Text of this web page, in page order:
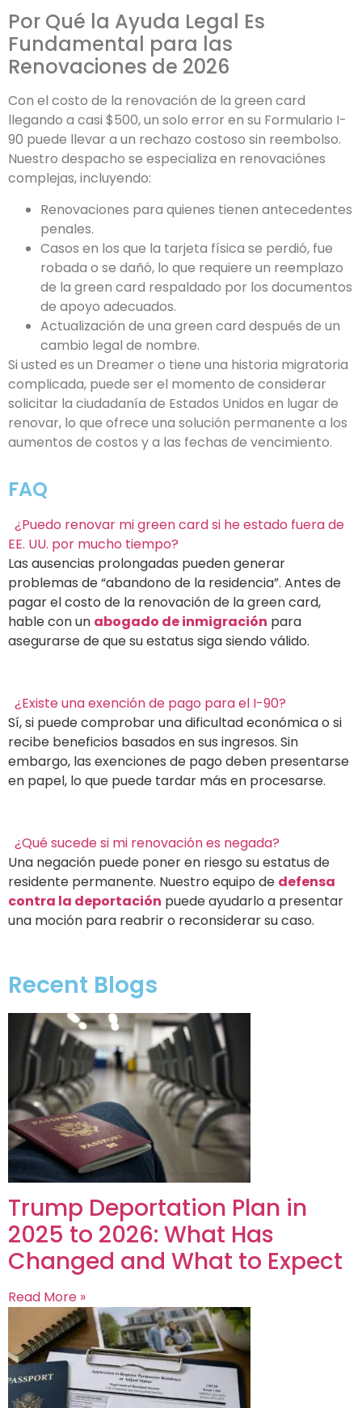
Por Qué la Ayuda Legal Es
Fundamental para las
Renovaciones de 2026
Con el costo de la renovación de la green card
llegando a casi $500, un solo error en su Formulario I-
90 puede llevar a un rechazo costoso sin reembolso.
Nuestro despacho se especializa en renovaciónes
complejas, incluyendo:
Renovaciones para quienes tienen antecedentes
penales.
Casos en los que la tarjeta física se perdió, fue
robada o se dañó, lo que requiere un reemplazo
de la green card respaldado por los documentos
de apoyo adecuados.
Actualización de una green card después de un
cambio legal de nombre.
Si usted es un Dreamer o tiene una historia migratoria
complicada, puede ser el momento de considerar
solicitar la ciudadanía de Estados Unidos en lugar de
renovar, lo que ofrece una solución permanente a los
aumentos de costos y a las fechas de vencimiento.
FAQ
¿Puedo renovar mi green card si he estado fuera de
EE. UU. por mucho tiempo?
Las ausencias prolongadas pueden generar
problemas de “abandono de la residencia”. Antes de
pagar el costo de la renovación de la green card,
hable con un abogado de inmigración para
asegurarse de que su estatus siga siendo válido.
¿Existe una exención de pago para el I-90?
Sí, si puede comprobar una dificultad económica o si
recibe beneficios basados en sus ingresos. Sin
embargo, las exenciones de pago deben presentarse
en papel, lo que puede tardar más en procesarse.
¿Qué sucede si mi renovación es negada?
Una negación puede poner en riesgo su estatus de
residente permanente. Nuestro equipo de defensa
contra la deportación puede ayudarlo a presentar
una moción para reabrir o reconsiderar su caso.
Recent Blogs
Trump Deportation Plan in
2025 to 2026: What Has
Changed and What to Expect
Read More »